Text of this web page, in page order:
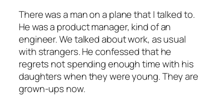
There was a man on a plane that I talked to.
He was a product manager, kind of an
engineer. We talked about work, as usual
with strangers. He confessed that he
regrets not spending enough time with his
daughters when they were young. They are
grown-ups now.